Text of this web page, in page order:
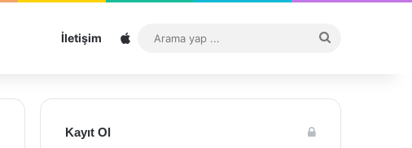
İletişim Sitemap
...
Kayıt Ol